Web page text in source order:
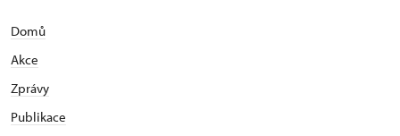
Domů
Akce
Zprávy
Publikace